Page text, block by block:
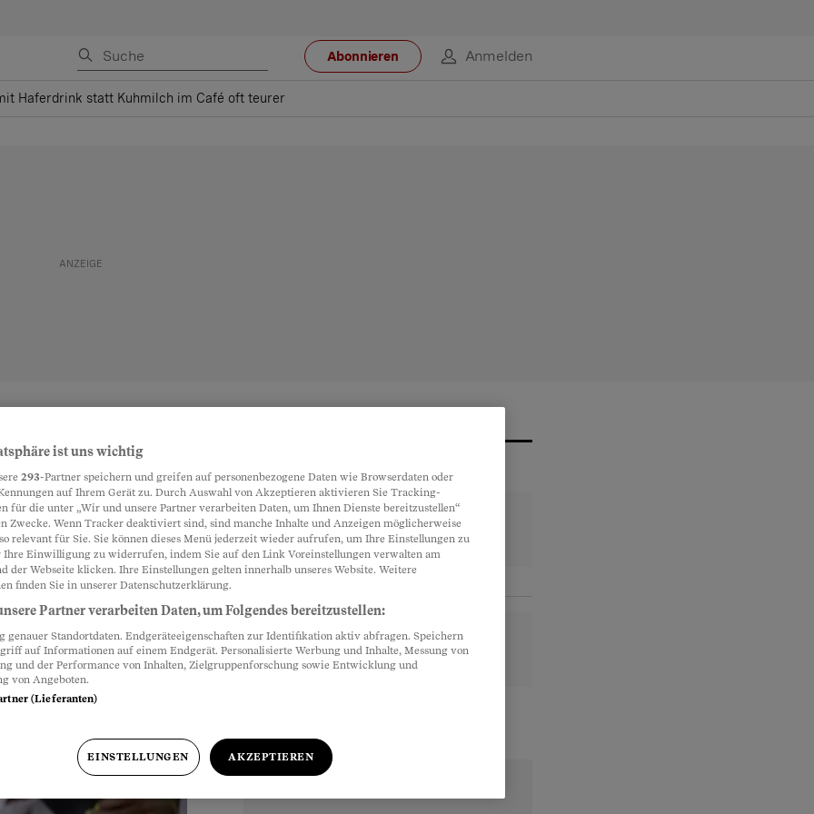
Abonnieren Anmelden
Haferdrink statt Kuhmilch im Café oft teurer
Hafermilch? Viele
pflanzliche
ist uns wichtig
293-Partner speichern und greifen auf personenbezogene Daten wie Browserdaten oder
auf Ihrem Gerät zu. Durch Auswahl von Akzeptieren aktivieren Sie Tracking-
für die unter „Wir und unsere Partner verarbeiten Daten, um Ihnen Dienste bereitzustellen“
Zwecke. Wenn Tracker deaktiviert sind, sind manche Inhalte und Anzeigen möglicherweise
relevant für Sie. Sie können dieses Menü jederzeit wieder aufrufen, um Ihre Einstellungen zu
Ihre Einwilligung zu widerrufen, indem Sie auf den Link Voreinstellungen verwalten am
der Webseite klicken. Ihre Einstellungen gelten innerhalb unseres Website. Weitere
finden Sie in unserer Datenschutzerklärung.
Partner verarbeiten Daten, um Folgendes bereitzustellen:
genauer Standortdaten. Endgeräteeigenschaften zur Identifikation aktiv abfragen. Speichern
auf Informationen auf einem Endgerät. Personalisierte Werbung und Inhalte, Messung von
und der Performance von Inhalten, Zielgruppenforschung sowie Entwicklung und
von Angeboten.
(Lieferanten)
EINSTELLUNGEN AKZEPTIEREN